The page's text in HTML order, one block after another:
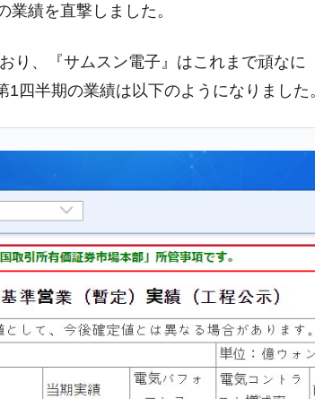
年までに18.4GW規模のAIデータセンター整備」⇒
国レバレッジETFの清算はほぼ終わった」
団』株価暴落で200兆蒸発。
Ｋ-ブランドを通報しようキャンペーン」⇒ あの名
POSCO』ズブズブ沈む。営業利益80.2％も減少
の公務員個人をターゲットにぶん殴る法案」提出
策室長･金容範、株価暴落に他人事のような発言。
ハイニックス』2026年2Qの業績「史上最高益」
業績を直撃しました。
り、『サムスン電子』はこれまで頑なに
四半期の業績は以下のようになりました